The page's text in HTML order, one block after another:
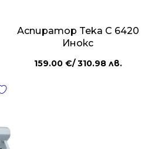
Аспиратор Teka C 6420
Инокс
159.00 €/ 310.98 лв.